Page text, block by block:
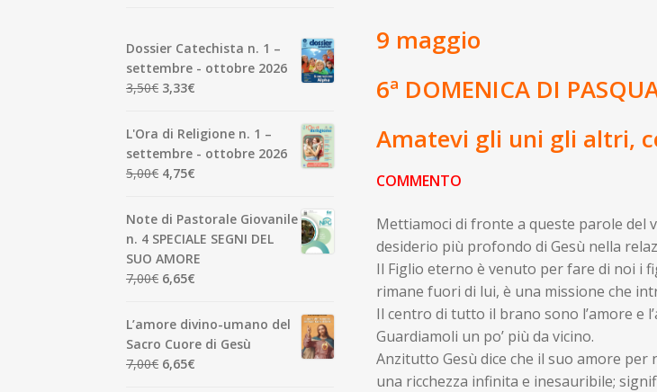
9 maggio
6ª DOMENICA DI
Amatevi gli uni gli altri,
COMMENTO
Mettiamoci di fronte a queste parole del
desiderio più profondo di Gesù nella
Il Figlio eterno è venuto per fare di noi i
rimane fuori di lui, è una missione che
Il centro di tutto il brano sono l’amore e
Guardiamoli un po’ più da vicino.
Anzitutto Gesù dice che il suo amore per
una ricchezza infinita e inesauribile;
Dossier Catechista n. 1 –
settembre - ottobre 2026
3,50€ Il
originale
era:
3,50€.
3,33€
attuale
è:
L'Ora di Religione n. 1 –
settembre - ottobre 2026
5,00€ Il
originale
era:
5,00€.
4,75€
attuale
è:
4,75€.
Note di Pastorale Giovanile
n. 4 SPECIALE SEGNI DEL
SUO AMORE
7,00€ Il
originale
era:
7,00€.
6,65€
attuale
L’amore divino-umano del
Sacro Cuore di Gesù
7,00€ Il
6,65€